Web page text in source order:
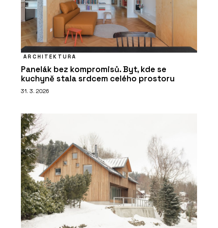
ARCHITEKTURA
Panelák bez kompromisů. Byt, kde se
kuchyně stala srdcem celého prostoru
31. 3. 2026